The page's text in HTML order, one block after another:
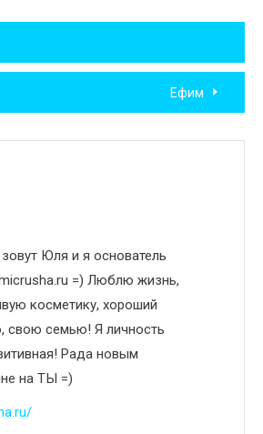
Ефим
Юля и я основатель
=) Люблю жизнь,
косметику, хороший
свою семью! Я личность
Рада новым
на ТЫ =)